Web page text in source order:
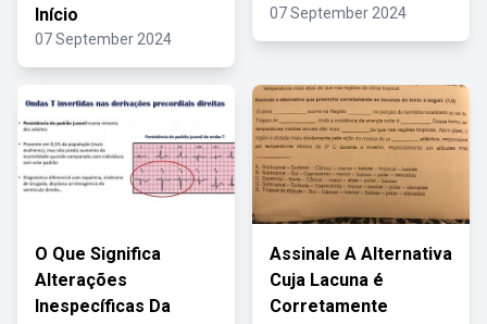
Início
07 September 2024
07 September 2024
O Que Significa
Alterações
Inespecíficas Da
Assinale A Alternativa
Cuja Lacuna é
Corretamente